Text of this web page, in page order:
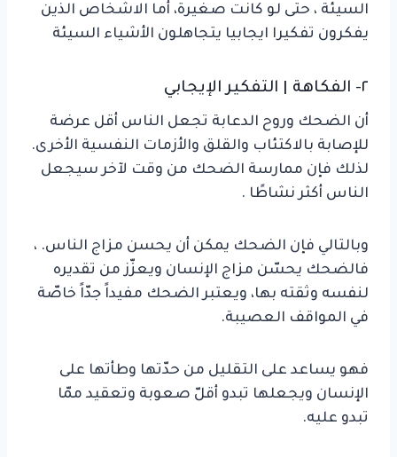
السيئة ، حتى لو كانت صغيرة، أما الاشخاص الذين
يفكرون تفكيرا ايجابيا يتجاهلون الأشياء السيئة
٢- الفكاهة | التفكير الإيجابي
أن الضحك وروح الدعابة تجعل الناس أقل عرضة
للإصابة بالاكتئاب والقلق والأزمات النفسية الأخرى.
لذلك فإن ممارسة الضحك من وقت لآخر سيجعل
الناس أكثر نشاطًا .
وبالتالي فإن الضحك يمكن أن يحسن مزاج الناس. ،
فالضحك يحسّن مزاج الإنسان ويعزّز من تقديره
لنفسه وثقته بها، ويعتبر الضحك مفيداً جدّاً خاصّة
في المواقف العصيبة.
فهو يساعد على التقليل من حدّتها وطأتها على
الإنسان ويجعلها تبدو أقلّ صعوبة وتعقيد ممّا
تبدو عليه.